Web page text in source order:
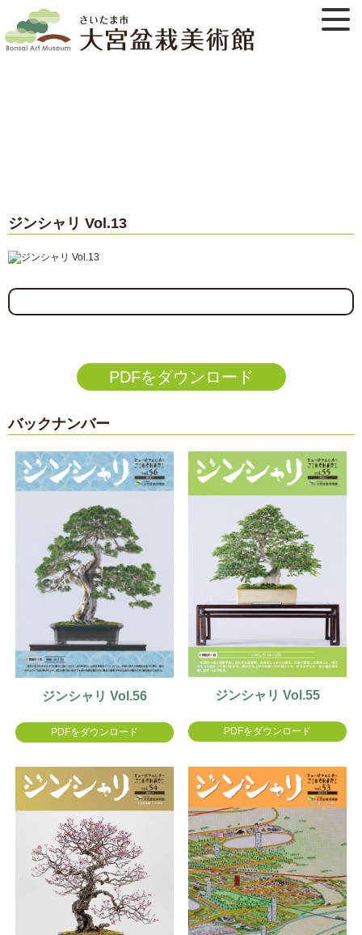
ジンシャリ Vol.13
PDFをダウンロード
バックナンバー
ジンシャリ Vol.56
PDFをダウンロード
ジンシャリ Vol.55
PDFをダウンロード